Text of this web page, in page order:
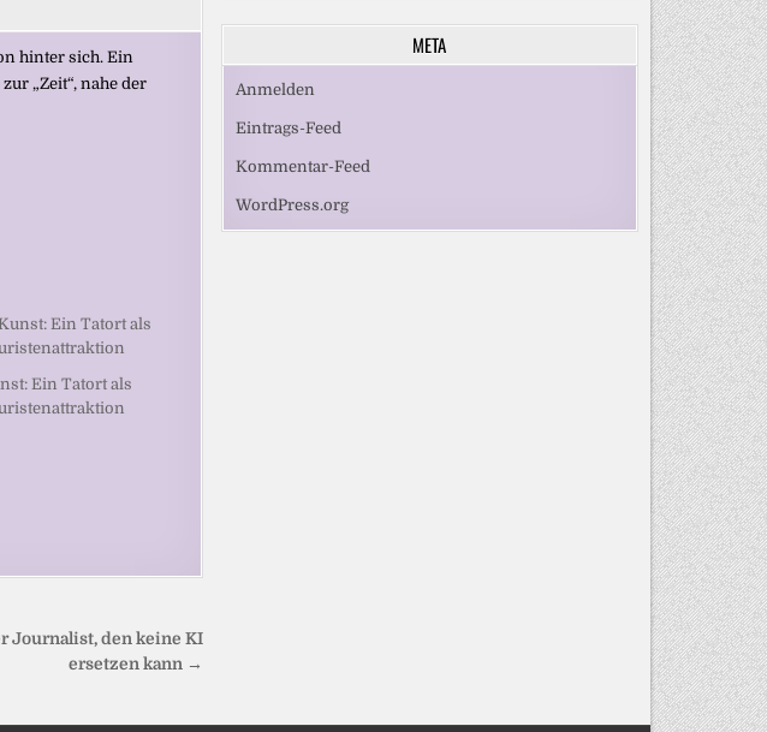
hinter sich. Ein
„Zeit“, nahe der
Ein Tatort als
Journalist, den keine KI
ersetzen kann →
META
Anmelden
Eintrags-Feed
Kommentar-Feed
WordPress.org